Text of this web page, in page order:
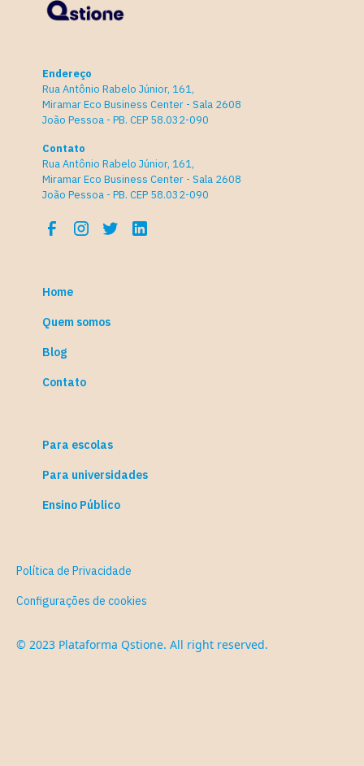
Endereço
Rua Antônio Rabelo Júnior, 161,
Miramar Eco Business Center - Sala 2608
João Pessoa - PB. CEP 58.032-090
Contato
Rua Antônio Rabelo Júnior, 161,
Miramar Eco Business Center - Sala 2608
João Pessoa - PB. CEP 58.032-090
Home
Quem somos
Blog
Contato
Para escolas
Para universidades
Ensino Público
© 2023 Plataforma Qstione. All right reserved.
Política de Privacidade
Configurações de cookies